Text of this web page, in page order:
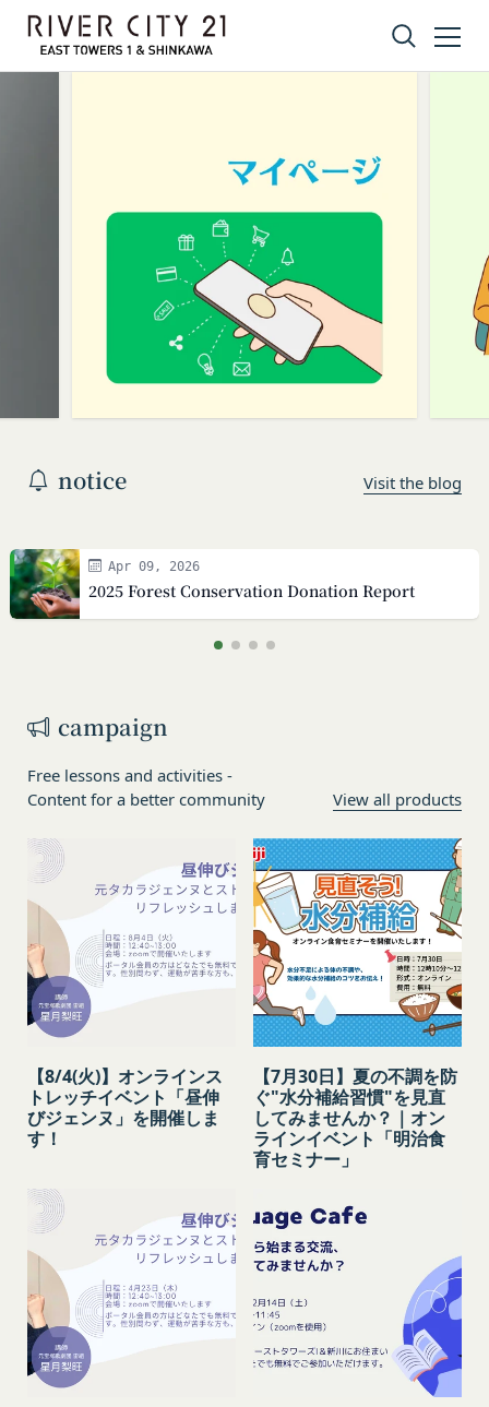
notice Visit the blog
Apr 09, 2026
2025 Forest Conservation Donation Report
campaign
Free lessons and activities -
Content for a better community
View all products
【8/4(火)】オンラインス
トレッチイベント「昼伸
びジェンヌ」を開催しま
す！
【7月30日】夏の不調を防
ぐ"水分補給習慣"を見直
してみませんか？｜オン
ラインイベント「明治食
育セミナー」
Privacy policy
の保護に関する法律、その他関連する法令等を遵守
かりした情報を取り扱い、正確性および機密性の保
持に努めます。
本文中の用語の定義は、個人情報保護法および関連
法令によります。
当社が取得する情報および取得方法
お客様から直接取得する情報
当社は、お客様が当社のサービスの登録手続を行う
場合、以下の情報（以下「お客様情報」といいま
す。）をご提供いただく場合があります。
氏名、生年月日、性別、職業等プロフィールに関す
る情報
メールアドレス、電話番号、住所等連絡先に関する
情報
アカウントへのアクセス者の本人確認に必要なパス
様が入力または送信する情報
当社が各サービスにおいて取得すると定めた情報
端末情報
お客様が、端末または携帯端末上で当社のサービス
を利用する場合、当社は、端末識別子およびIPアド
レスを取得する場合があります。また、当社は、お
客様が端末に関連付けた名前、端末の種類、電話番
号、国、およびユーザー名、もしくはメールアドレ
Terms of service
す。）のご利用規約（以下「本規約」といいま
本サービスをご利用される方は、ご登録される前に
本規約を必ずお読みになり、本規約に同意いただく
第1条（定義）
本規約において、次の各号に掲げる用語の意義は、
当該各号に定めるところによるものとします。
「本サービス」
当社が提供するコミュニティポータルサイト及び連
携により利用できるすべてのサービスをいいます。
「契約者」
本利用規約に基づく利用契約を当社と締結している
方をいいます。
「利用者」
本利用規約に基づき、契約者が本サービスの利用を
認めた特定の法人、団体、個人の第三者をいいま
スを利用されているものとみなします。
「会員」
本規約の内容の全てを承認いただいた上、本サービ
ス所定の手続きに従い会員登録を申請し、当社がこ
れを承認した特定の法人、団体、個人をいいます。
「登録希望者」
本サービスの利用を希望する法人、団体、個人をい
Amazonギフト券
ト券番号を贈ります。
ギフト券を適用する方法:
ギフト券を適用するに移動します。
ギフト券番号を入力し、 ここに適用を選択します。
Amazonギフト券の利用方法に関しましては、Amazon の
カスタマーサポート(0120-999-373 / 24時間対応) までお
問い合わせください。Amazonギフト券細則については、
こちら
をご確認ください。
閉じる